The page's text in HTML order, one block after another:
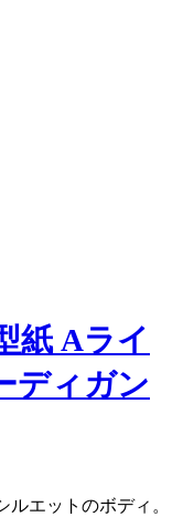
紙 Aライ
ディガン
エットのボディ。